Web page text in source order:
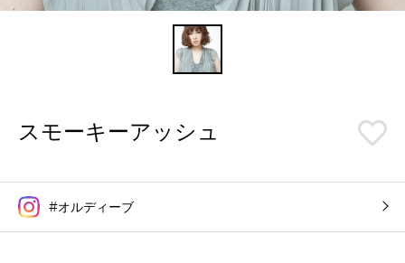
スモーキーアッシュ
#オルディーブ